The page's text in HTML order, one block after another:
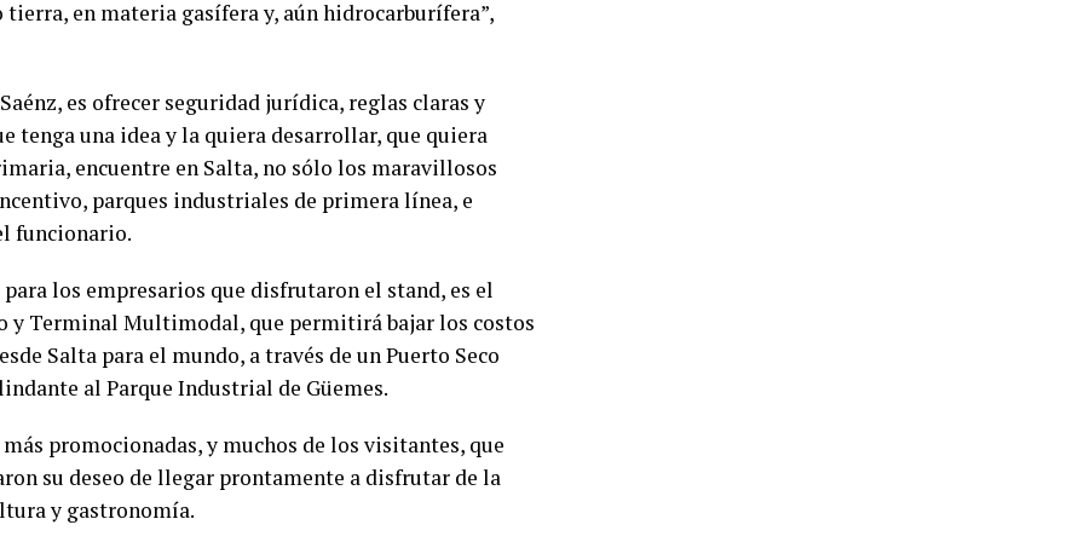
en materia gasífera y, aún hidrocarburífera”,
es ofrecer seguridad jurídica, reglas claras y
tenga una idea y la quiera desarrollar, que quiera
encuentre en Salta, no sólo los maravillosos
parques industriales de primera línea, e
funcionario.
para los empresarios que disfrutaron el stand, es el
y Terminal Multimodal, que permitirá bajar los costos
Salta para el mundo, a través de un Puerto Seco
al Parque Industrial de Güemes.
promocionadas, y muchos de los visitantes, que
su deseo de llegar prontamente a disfrutar de la
y gastronomía.